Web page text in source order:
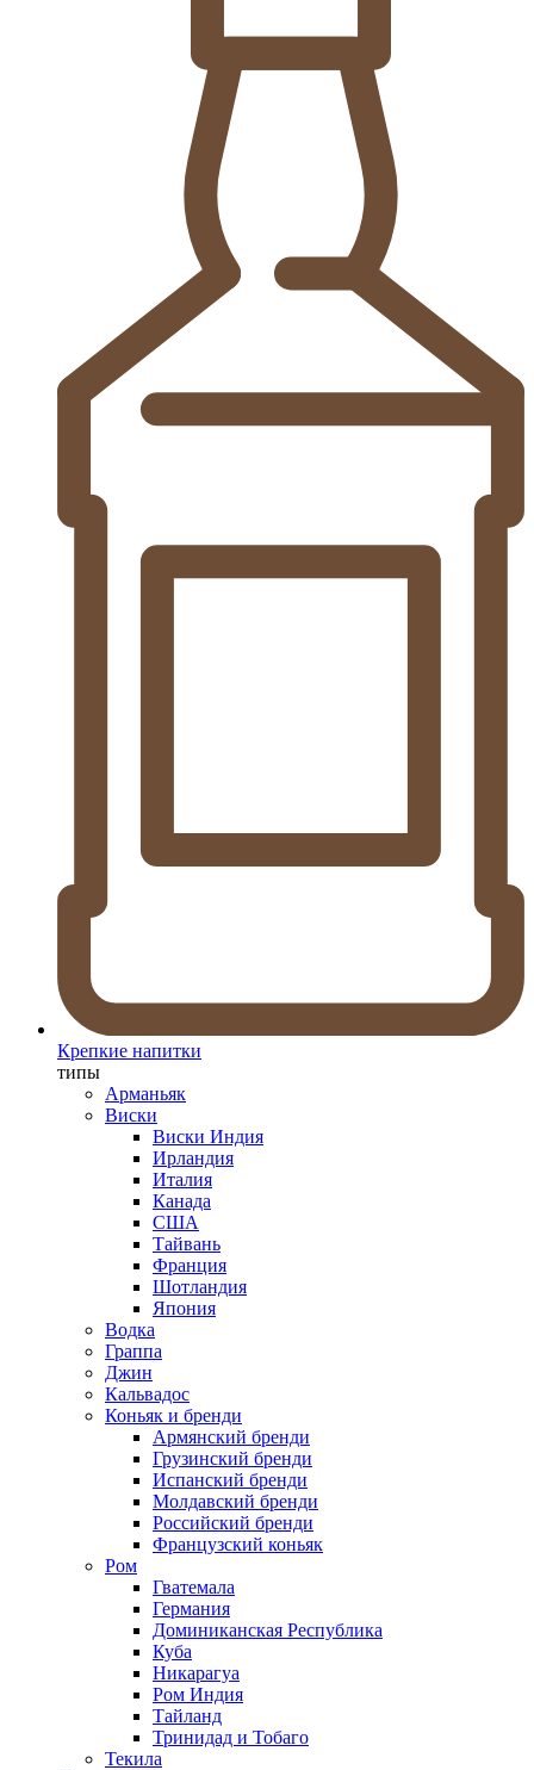
Крепкие напитки
типы
Арманьяк
Виски
Виски Индия
Ирландия
Италия
Канада
США
Тайвань
Франция
Шотландия
Япония
Водка
Граппа
Джин
Кальвадос
Коньяк и бренди
Армянский бренди
Грузинский бренди
Испанский бренди
Молдавский бренди
Российский бренди
Французский коньяк
Ром
Гватемала
Германия
Доминиканская Республика
Куба
Никарагуа
Ром Индия
Тайланд
Тринидад и Тобаго
Текила